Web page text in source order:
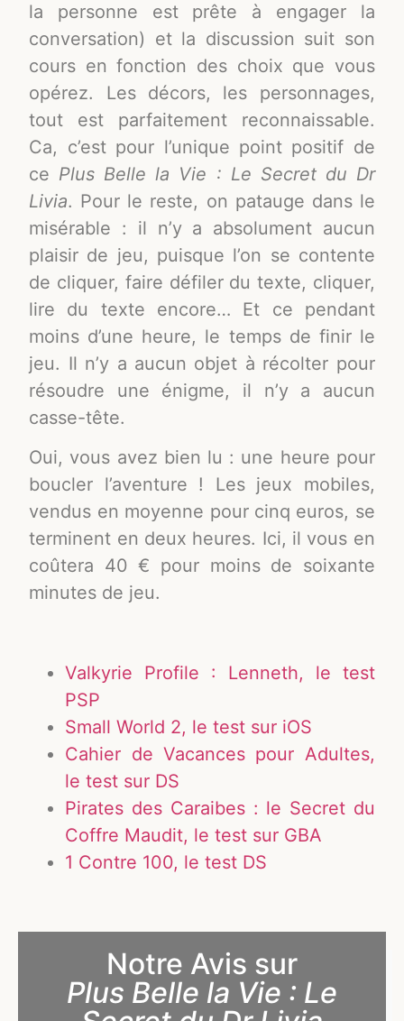
la personne est prête à engager la
conversation) et la discussion suit son
cours en fonction des choix que vous
opérez. Les décors, les personnages,
tout est parfaitement reconnaissable.
Ca, c’est pour l’unique point positif de
ce Plus Belle la Vie : Le Secret du Dr
Livia. Pour le reste, on patauge dans le
misérable : il n’y a absolument aucun
plaisir de jeu, puisque l’on se contente
de cliquer, faire défiler du texte, cliquer,
lire du texte encore… Et ce pendant
moins d’une heure, le temps de finir le
jeu. Il n’y a aucun objet à récolter pour
résoudre une énigme, il n’y a aucun
casse-tête.
Oui, vous avez bien lu : une heure pour
boucler l’aventure ! Les jeux mobiles,
vendus en moyenne pour cinq euros, se
terminent en deux heures. Ici, il vous en
coûtera 40 € pour moins de soixante
minutes de jeu.
Valkyrie Profile : Lenneth, le test
PSP
Small World 2, le test sur iOS
Cahier de Vacances pour Adultes,
le test sur DS
Pirates des Caraibes : le Secret du
Coffre Maudit, le test sur GBA
1 Contre 100, le test DS
Notre Avis sur
Plus Belle la Vie : Le